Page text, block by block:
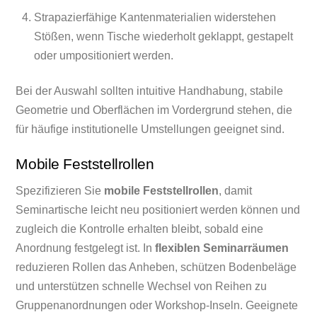
Strapazierfähige Kantenmaterialien widerstehen
Stößen, wenn Tische wiederholt geklappt, gestapelt
oder umpositioniert werden.
Bei der Auswahl sollten intuitive Handhabung, stabile
Geometrie und Oberflächen im Vordergrund stehen, die
für häufige institutionelle Umstellungen geeignet sind.
Mobile Feststellrollen
Spezifizieren Sie mobile Feststellrollen, damit
Seminartische leicht neu positioniert werden können und
zugleich die Kontrolle erhalten bleibt, sobald eine
Anordnung festgelegt ist. Inflexiblen Seminarräumen
reduzieren Rollen das Anheben, schützen Bodenbeläge
und unterstützen schnelle Wechsel von Reihen zu
Gruppenanordnungen oder Workshop-Inseln. Geeignete